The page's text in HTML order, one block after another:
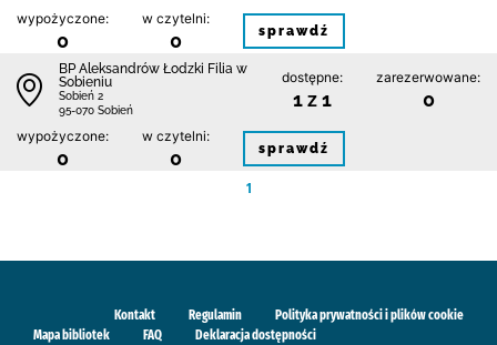
wypożyczone:
0
w czytelni:
0 sprawdź
BP Aleksandrów Łodzki Filia w
Sobieniu
Sobień 2
95-070 Sobień
dostępne:
1 z 1
zarezerwowane:
0
wypożyczone:
0
w czytelni:
0 sprawdź
1
Kontakt Regulamin
Polityka prywatności i plików cookie
Mapa bibliotek
FAQ Deklaracja dostępności